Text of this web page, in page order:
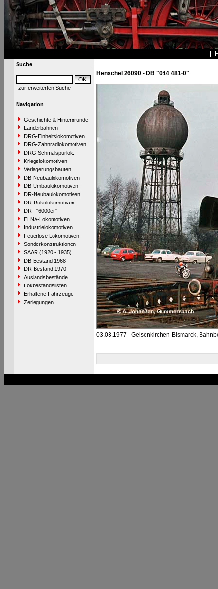
Suche
zur erweiterten Suche
Navigation
Geschichte & Hintergründe
Länderbahnen
DRG-Einheitslokomotiven
DRG-Zahnradlokomotiven
DRG-Schmalspurlok.
Kriegslokomotiven
Verlagerungsbauten
DB-Neubaulokomotiven
DB-Umbaulokomotiven
DR-Neubaulokomotiven
DR-Rekolokomotiven
DR - "6000er"
ELNA-Lokomotiven
Industrielokomotiven
Feuerlose Lokomotiven
Sonderkonstruktionen
SAAR (1920 - 1935)
DB-Bestand 1968
DR-Bestand 1970
Auslandsbestände
Lokbestandslisten
Erhaltene Fahrzeuge
Zerlegungen
Henschel 26090 - DB "044 481-0"
03.03.1977 - Gelsenkirchen-Bismarck,